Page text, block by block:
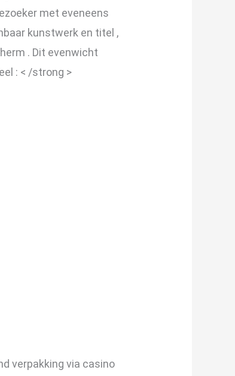
met eveneens
kunstwerk en titel ,
. Dit evenwicht
: < /strong >
verpakking via casino